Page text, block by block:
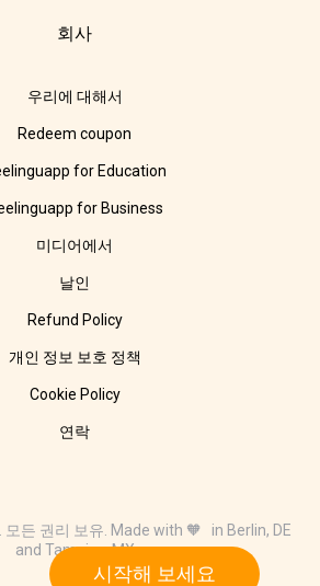
시작해 보세요
회사
우리에 대해서
Redeem coupon
for Education
for Business
미디어에서
날인
Refund Policy
개인 정보 보호 정책
Cookie Policy
연락
든 권리 보유. Made with 🧡 in Berlin, DE
and Tampico, MX